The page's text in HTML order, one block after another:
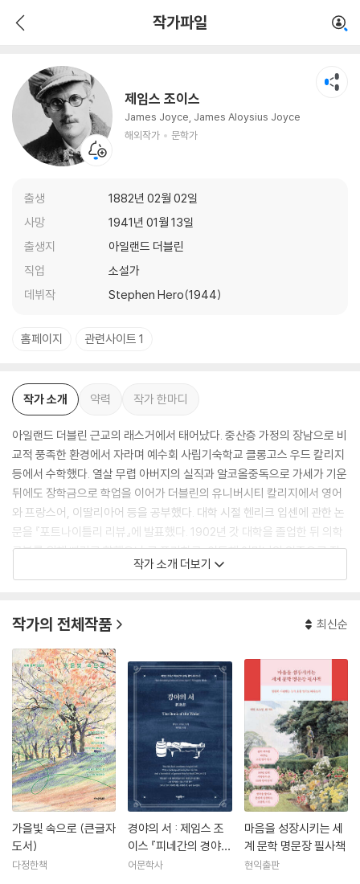
작가파일
제임스 조이스
James Joyce, James Aloysius Joyce
해외작가
문학가
출생
1882년 02월 02일
사망
1941년 01월 13일
출생지
아일랜드 더블린
직업
소설가
데뷔작
Stephen Hero(1944)
홈페이지 관련사이트 1
작가 소개 약력 작가 한마디
아일랜드 더블린 근교의 래스거에서 태어났다. 중산층 가정의 장남으로 비
교적 풍족한 환경에서 자라며 예수회 사립기숙학교 클롱고스 우드 칼리지
등에서 수학했다. 열살 무렵 아버지의 실직과 알코올중독으로 가세가 기운
뒤에도 장학금으로 학업을 이어가 더블린의 유니버시티 칼리지에서 영어
와 프랑스어, 이딸리아어 등을 공부했다. 대학 시절 헨리크 입센에 관한 논
문을 『포트나이틀리 리뷰』에 발표했다. 1902년 갓 대학을 졸업한 뒤 의학
공부를 위해 빠리로 향했으나 곧 포기하고, 이듬해 어머니의 임종으로 잠
시 아일랜드로 돌아왔다. 1904년 연인 노라 바너클과 다시 대륙으로 건너
들』에 실릴 단편들을 집필해온 그는 1909년과 1912년 두차례에 걸쳐 책
의 출판을 위해 아일랜드를 방문했으나 출판사와 의견이 맞지 않아 책을
출간하지 못했다. 『더블린 사람들』은 1914년에야 런던의 그랜트리처즈 출
판사에서 처음 출간되었다.
조국 아일랜드에 양가감정을 보인 그는 작가로 활동하는 내내 아일랜드와
더블린에 관한 글을 쓰면서도 몇차례의 짧은 방문을 제외하고는 유럽대륙
을 떠돌며 살았다. 제1차대전 기간에는 스위스 취리히에 머물며 『젊은 예
술가의 초상』(1916)과 희곡 『망명자들』(1918)을 출간했고, 전쟁이 끝난
뒤에는 빠리로 이주해 그에게 세계적 명성을 안겨준 모더니즘 소설의 걸작
『율리시스』(1922)를 출간했다. 그밖에 시집 『실내악』(1907), 평생 그를
괴롭혀온 눈 질환과 싸우며 완성한 유작 소설 『피네건의 밤샘』(1939) 등
의 작품이 있다. 제2차대전 발발 후에 다시 취리히로 돌아왔다가 1941년
작가 소개 더보기
작가의 전체작품 최신순
가을빛 속으로 (큰글자
도서)
다정한책
경야의 서 : 제임스 조
이스 『피네간의 경야』
평역 시리즈 2
어문학사
마음을 성장시키는 세
계 문학 명문장 필사책
현익출판